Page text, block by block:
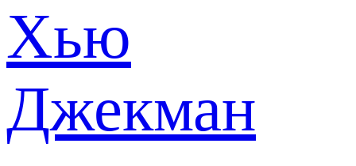
Хью
Джекман